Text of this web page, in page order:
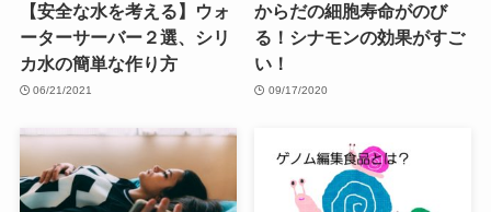
【安全な水を考える】ウォ
ーターサーバー２選、シリ
カ水の簡単な作り方
06/21/2021
からだの細胞寿命がのび
る！シナモンの効果がすご
い！
09/17/2020